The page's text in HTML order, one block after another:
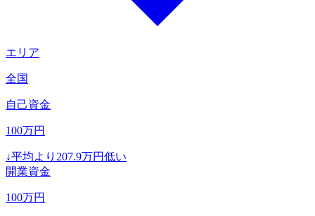
エリア
全国
自己資金
100万円
↓平均より 207.9万円低い
開業資金
100万円